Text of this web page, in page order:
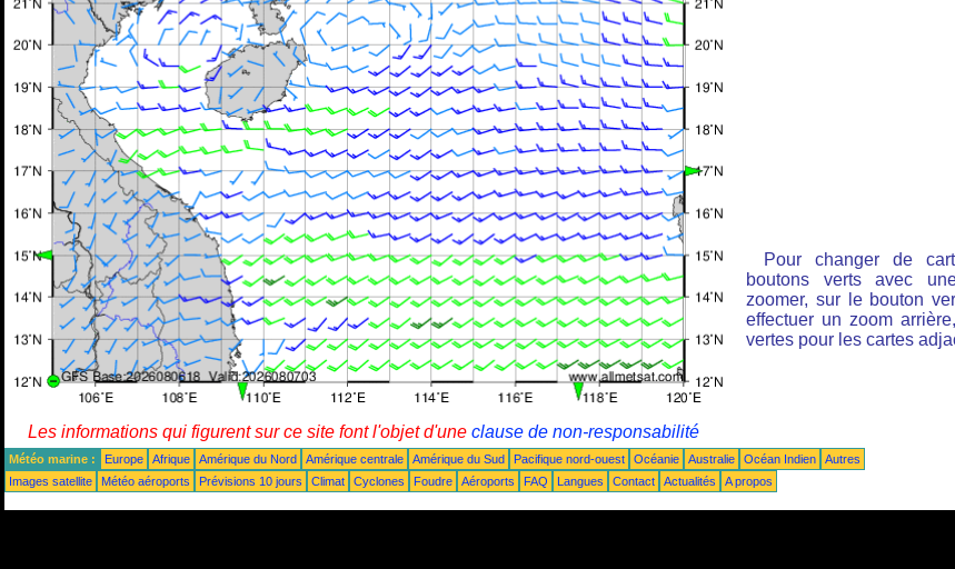
Pour changer de
boutons verts avec
zoomer, sur le bouton
effectuer un zoom
vertes pour les cartes
Les informations qui figurent sur ce site font l'objet d'une clause de non-responsabilité
Météo marine : Europe Afrique Amérique du Nord Amérique centrale Amérique du Sud Pacifique nord-ouest Océanie Australie Océan Indien
Autres
Images satellite
Météo aéroports Prévisions 10 jours Climat Cyclones Foudre Aéroports FAQ Langues Contact Actualités A propos